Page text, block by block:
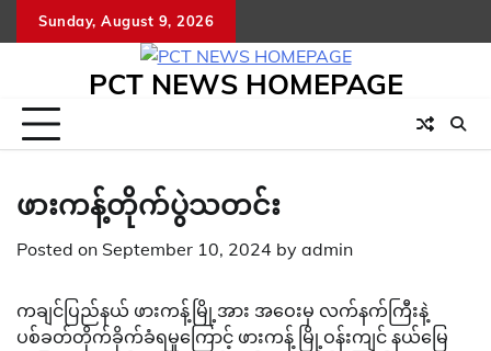
to
Sunday, August 9, 2026
PCT NEWS HOMEPAGE
ဖားကန့်တိုက်ပွဲသတင်း
Posted on September 10, 2024 by admin
ကချင်ပြည်နယ် ဖားကန့်မြို့အား အဝေးမှ လက်နက်ကြီးနဲ့
ပစ်ခတ်တိုက်ခိုက်ခံရမှုကြောင့် ဖားကန့် မြို့ဝန်းကျင် နယ်မြေ